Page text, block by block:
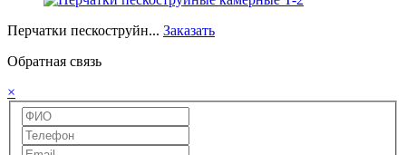
Перчатки пескоструйн... Заказать
Обратная связь
×